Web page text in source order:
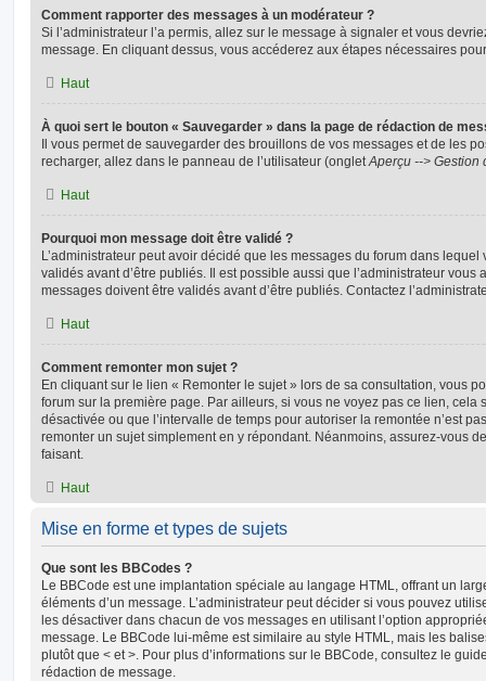
Comment rapporter des messages à un modérateur ?
Si l’administrateur l’a permis, allez sur le message à signaler et vous
message. En cliquant dessus, vous accéderez aux étapes nécessaires
Haut
À quoi sert le bouton « Sauvegarder » dans la page de rédaction de
Il vous permet de sauvegarder des brouillons de vos messages et de les
recharger, allez dans le panneau de l’utilisateur (onglet Aperçu --> Gestion
Haut
Pourquoi mon message doit être validé ?
L’administrateur peut avoir décidé que les messages du forum dans lequel
validés avant d’être publiés. Il est possible aussi que l’administrateur vous
messages doivent être validés avant d’être publiés. Contactez
Haut
Comment remonter mon sujet ?
En cliquant sur le lien « Remonter le sujet » lors de sa consultation, vous
forum sur la première page. Par ailleurs, si vous ne voyez pas ce lien, cela
désactivée ou que l’intervalle de temps pour autoriser la remontée n’est
remonter un sujet simplement en y répondant. Néanmoins, assurez-vous
faisant.
Haut
Mise en forme et types de sujets
Que sont les BBCodes ?
Le BBCode est une implantation spéciale au langage HTML, offrant un
éléments d’un message. L’administrateur peut décider si vous pouvez
les désactiver dans chacun de vos messages en utilisant l’option
message. Le BBCode lui-même est similaire au style HTML, mais les
plutôt que < et >. Pour plus d’informations sur le BBCode, consultez le
rédaction de message.